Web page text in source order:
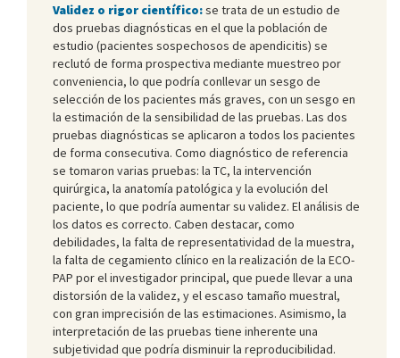
Validez o rigor científico:se trata de un estudio de
dos pruebas diagnósticas en el que la población de
estudio (pacientes sospechosos de apendicitis) se
reclutó de forma prospectiva mediante muestreo por
conveniencia, lo que podría conllevar un sesgo de
selección de los pacientes más graves, con un sesgo en
la estimación de la sensibilidad de las pruebas. Las dos
pruebas diagnósticas se aplicaron a todos los pacientes
de forma consecutiva. Como diagnóstico de referencia
se tomaron varias pruebas: la TC, la intervención
quirúrgica, la anatomía patológica y la evolución del
paciente, lo que podría aumentar su validez. El análisis de
los datos es correcto. Caben destacar, como
debilidades, la falta de representatividad de la muestra,
la falta de cegamiento clínico en la realización de la ECO-
PAP por el investigador principal, que puede llevar a una
distorsión de la validez, y el escaso tamaño muestral,
con gran imprecisión de las estimaciones. Asimismo, la
interpretación de las pruebas tiene inherente una
subjetividad que podría disminuir la reproducibilidad.